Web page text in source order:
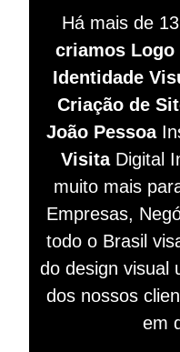
Há mais de
criamos Logo
Identidade
Criação de
João Pessoa
VisitaDigital
muito mais
Empresas,
todo o Brasil
do design visual
dos nossos
em